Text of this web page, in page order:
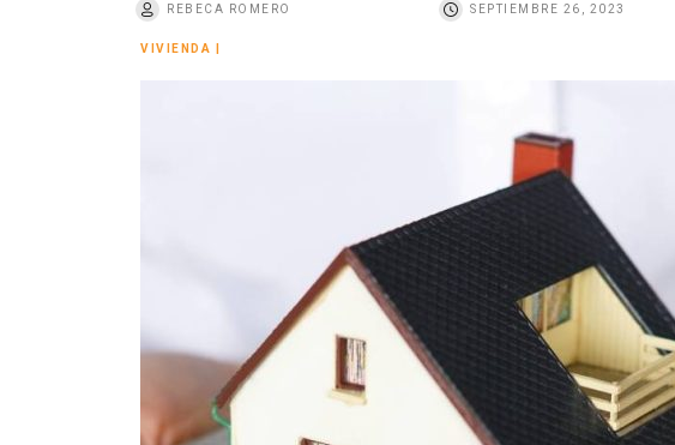
REBECA ROMERO SEPTIEMBRE 26, 2023
VIVIENDA